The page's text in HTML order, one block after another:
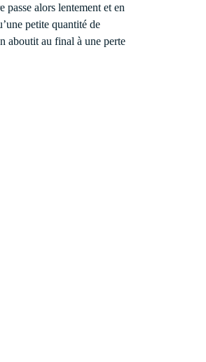
passe alors lentement et en
petite quantité de
aboutit au final à une perte